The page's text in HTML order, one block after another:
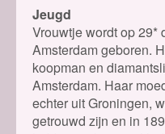
Jeugd
Vrouwtje wordt op 29*
Amsterdam geboren.
koopman en
Amsterdam. Haar
echter uit Groningen,
getrouwd zijn en in